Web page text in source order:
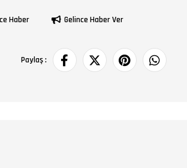
Haber Gelince Haber Ver
Paylaş :